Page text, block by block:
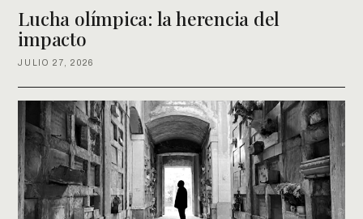
Lucha olímpica: la herencia del
impacto
JULIO 27, 2026